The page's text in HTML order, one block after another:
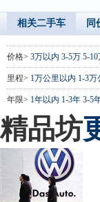
相关二手车 同
价格> 3万以内 3-5万 5-10
里程> 1万公里以内 1-3万
年限> 1年以内 1-3年 3-5
精品坊